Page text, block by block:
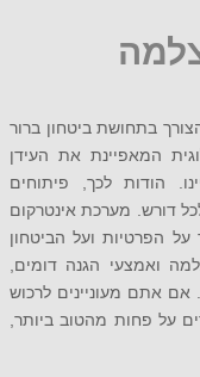
ביטחון ברור
את העידן
לכך, פיתוחים
מערכת אינטרקום
ועל הביטחון
הגנה דומים,
לרכוש
מהטוב ביותר,